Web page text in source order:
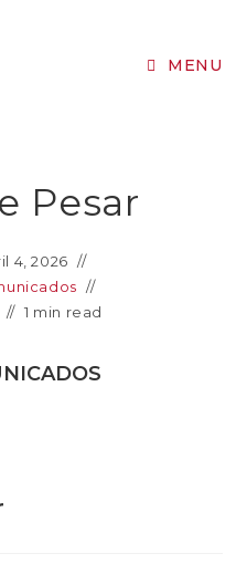
MENU
Pesar
4, 2026
1 min read